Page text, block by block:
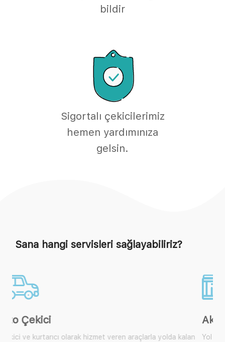
bildir
Sigortalı çekicilerimiz
hemen yardımınıza
gelsin.
Sana hangi servisleri sağlayabiliriz?
Akü Takviye
Yol yardım araçlarımıza ulaşarak size yakın olan mobil araçtan